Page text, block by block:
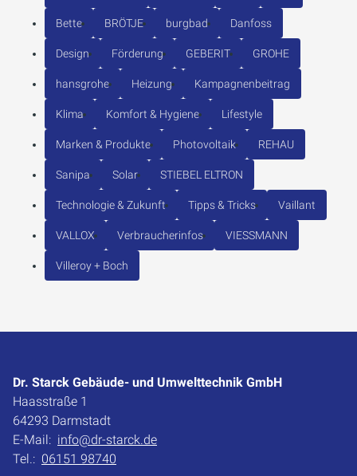
Bette BRÖTJE burgbad Danfoss
Design Förderung GEBERIT GROHE
hansgrohe Heizung Kampagnenbeitrag
Klima Komfort & Hygiene Lifestyle
Marken & Produkte Photovoltaik REHAU
Sanipa Solar STIEBEL ELTRON
Technologie & Zukunft Tipps & Tricks Vaillant
VALLOX Verbraucherinfos VIESSMANN
Villeroy + Boch
Dr. Starck Gebäude- und Umwelttechnik GmbH
Haasstraße 1
64293 Darmstadt
E-Mail: info@dr-starck.de
Tel.: 06151 98740